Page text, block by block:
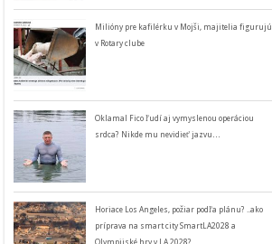
Milióny pre kafilérku v Mojši, majitelia figurujú
v Rotary clube
Oklamal Fico ľudí aj vymyslenou operáciou
srdca? Nikde mu nevidieť jazvu…
Horiace Los Angeles, požiar podľa plánu? ..ako
príprava na smart city SmartLA2028 a